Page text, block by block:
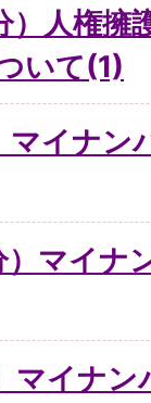
）人権擁
いて(1)
マイナン
）マイ
マイナ